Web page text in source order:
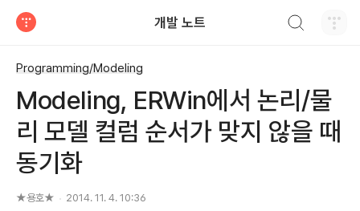
개발 노트
Programming/Modeling
Modeling, ERWin에서 논리/물
리 모델 컬럼 순서가 맞지 않을 때
동기화
★용호★ 2014. 11. 4. 10:36